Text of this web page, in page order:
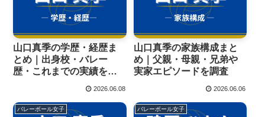
山口真季の学歴・経歴ま
とめ｜出身校・バレー
歴・これまでの実績を徹
2026.06.08
山口真季の家族構成まと
め｜父親・母親・兄弟や
実家エピソードを調査
2026.06.06
バレーボール女子 バレーボール女子